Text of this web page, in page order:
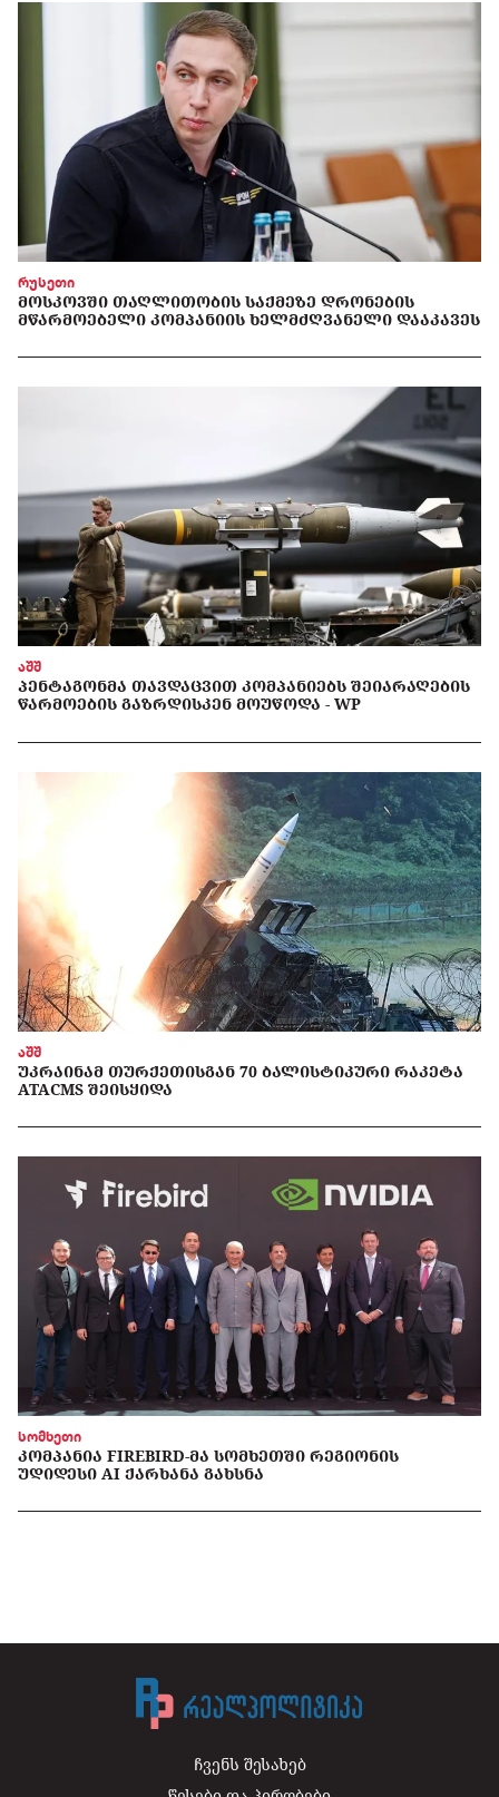
რუსეთი
ᲛᲝᲡᲙᲝᲕᲨᲘ ᲗᲐᲦᲚᲘᲗᲝᲑᲘᲡ ᲡᲐᲥᲛᲔᲖᲔ ᲓᲠᲝᲜᲔᲑᲘᲡ
ᲛᲬᲐᲠᲛᲝᲔᲑᲔᲚᲘ ᲙᲝᲛᲞᲐᲜᲘᲘᲡ ᲮᲔᲚᲛᲫᲦᲕᲐᲜᲔᲚᲘ ᲓᲐᲐᲙᲐᲕᲔᲡ
აშშ
ᲞᲔᲜᲢᲐᲒᲝᲜᲛᲐ ᲗᲐᲕᲓᲐᲪᲕᲘᲗ ᲙᲝᲛᲞᲐᲜᲘᲔᲑᲡ ᲨᲔᲘᲐᲠᲐᲦᲔᲑᲘᲡ
ᲬᲐᲠᲛᲝᲔᲑᲘᲡ ᲒᲐᲖᲠᲓᲘᲡᲙᲔᲜ ᲛᲝᲣᲬᲝᲓᲐ - WP
აშშ
ᲣᲙᲠᲐᲘᲜᲐᲛ ᲗᲣᲠᲥᲔᲗᲘᲡᲒᲐᲜ 70 ᲑᲐᲚᲘᲡᲢᲘᲙᲣᲠᲘ ᲠᲐᲙᲔᲢᲐ
ATACMS ᲨᲔᲘᲡᲧᲘᲓᲐ
სომხეთი
ᲙᲝᲛᲞᲐᲜᲘᲐ FIREBIRD-ᲛᲐ ᲡᲝᲛᲮᲔᲗᲨᲘ ᲠᲔᲒᲘᲝᲜᲘᲡ
ᲣᲓᲘᲓᲔᲡᲘ AI ᲥᲐᲠᲮᲐᲜᲐ ᲒᲐᲮᲡᲜᲐ
ჩვენს შესახებ